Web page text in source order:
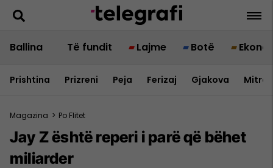
Ballina Të fundit Lajme Botë
Prishtina Prizreni Peja Ferizaj Gjakova
Magazina > Po Flitet
Jay Z është reperi i parë që bëhet
miliarder